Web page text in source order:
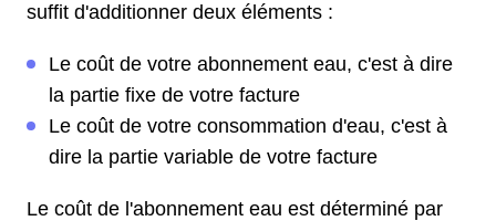
suffit d'additionner deux éléments :
Le coût de votre abonnement eau, c'est à dire
la partie fixe de votre facture
Le coût de votre consommation d'eau, c'est à
dire la partie variable de votre facture
Le coût de l'abonnement eau est déterminé par